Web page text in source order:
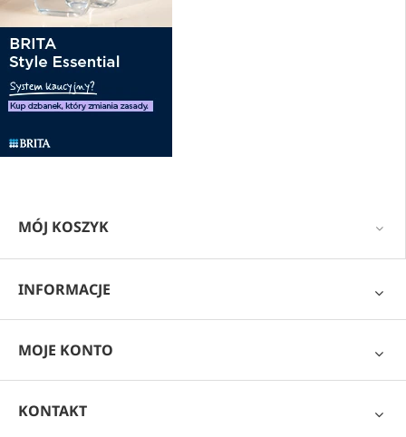
MÓJ KOSZYK
INFORMACJE
MOJE KONTO
KONTAKT